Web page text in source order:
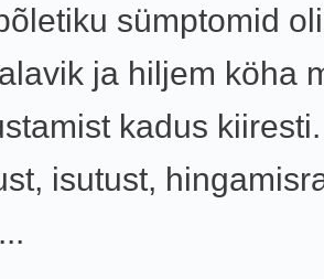
sümptomid
ja hiljem köha
kadus kiiresti.
isutust,